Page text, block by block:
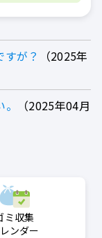
が？
2025年
2025年04月
ミ収集
ンダー